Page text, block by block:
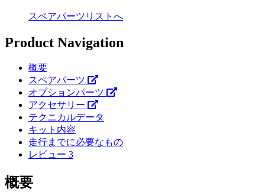
スペアパーツリストへ
Product Navigation
概要
スペアパーツ
オプションパーツ
アクセサリー
テクニカルデータ
キット内容
走行までに必要なもの
レビュー 3
概要